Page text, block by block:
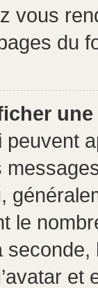
vous
du
le
et